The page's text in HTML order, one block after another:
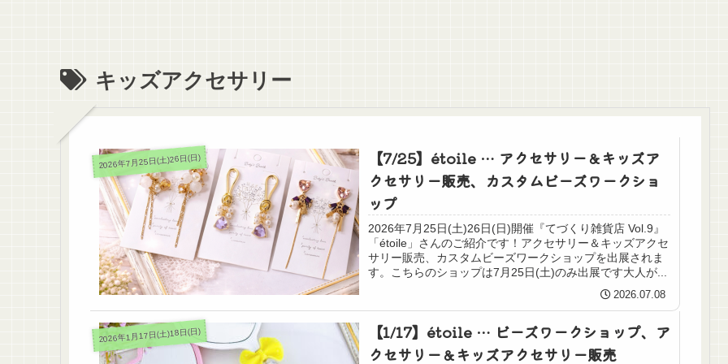
キッズアクセサリー
2026年7月25日(土)26日(日)
【7/25】étoile … アクセサリー＆キッズア
クセサリー販売、カスタムビーズワークショ
ップ
2026年7月25日(土)26日(日)開催『てづくり雑貨店 Vol.9』
「étoile」さんのご紹介です！アクセサリー＆キッズアクセ
サリー販売、カスタムビーズワークショップを出展されま
す。こちらのショップは7月25日(土)のみ出展です大人が...
2026.07.08
2026年1月17日(土)18日(日)
【1/17】étoile … ビーズワークショップ、ア
クセサリー＆キッズアクセサリー販売